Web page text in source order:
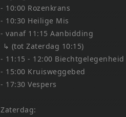
- 10:00 Rozenkrans
- 10:30 Heilige Mis
- vanaf 11:15 Aanbidding
↳ (tot Zaterdag 10:15)
- 11:15 - 12:00 Biechtgelegenheid
- 15:00 Kruisweggebed
- 17:30 Vespers
Zaterdag: